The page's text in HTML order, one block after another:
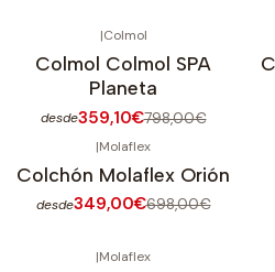
|Colmol
Colmol Colmol SPA
Planeta
desde359,10€798,00€
|Molaflex
Colchón Molaflex Orión
desde349,00€698,00€
|Molaflex